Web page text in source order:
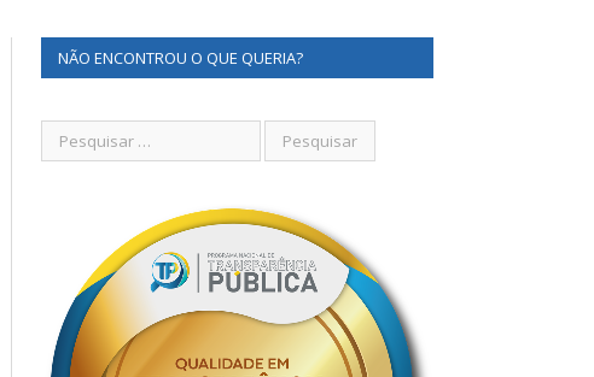
NÃO ENCONTROU O QUE QUERIA?